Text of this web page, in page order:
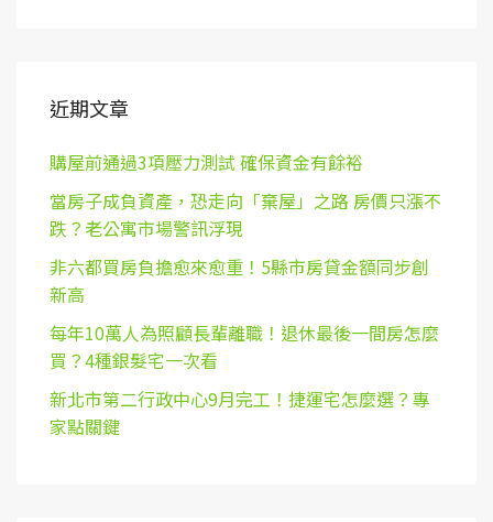
近期文章
購屋前通過3項壓力測試 確保資金有餘裕
當房子成負資產，恐走向「棄屋」之路 房價只漲不
跌？老公寓市場警訊浮現
非六都買房負擔愈來愈重！5縣市房貸金額同步創
新高
每年10萬人為照顧長輩離職！退休最後一間房怎麼
買？4種銀髮宅一次看
新北市第二行政中心9月完工！捷運宅怎麼選？專
家點關鍵